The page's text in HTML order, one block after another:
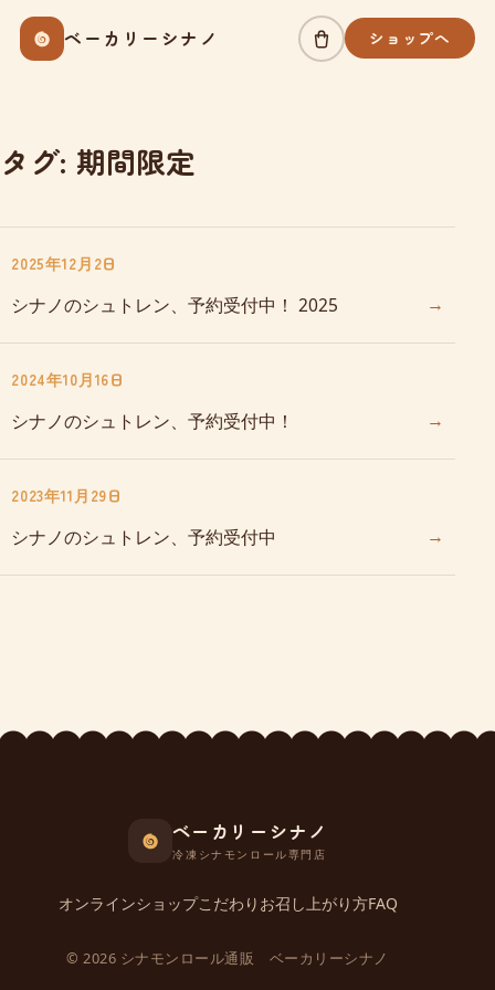
Skip
ベーカリーシナノ ショップへ
タグ: 期間限定
2025年12月2日
シナノのシュトレン、予約受付中！ 2025 →
2024年10月16日
シナノのシュトレン、予約受付中！ →
2023年11月29日
シナノのシュトレン、予約受付中 →
ベーカリーシナノ
冷凍シナモンロール専門店
オンラインショップこだわり お召し上がり方FAQ
© 2026 シナモンロール通販 ベーカリーシナノ